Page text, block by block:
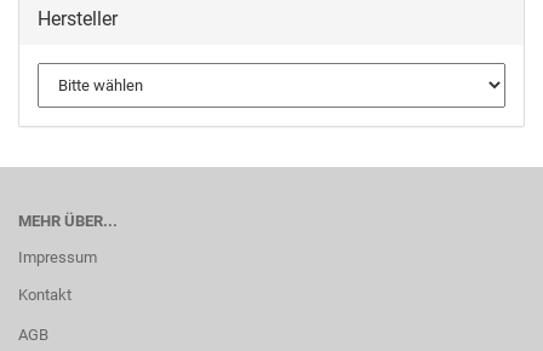
Hersteller
MEHR ÜBER...
Impressum
Kontakt
AGB